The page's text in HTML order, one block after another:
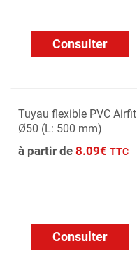
Consulter
Tuyau flexible PVC Airfit
Ø50 (L: 500 mm)
à partir de 8.09€ TTC
Consulter